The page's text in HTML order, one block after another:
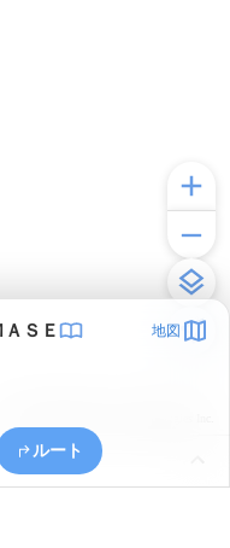
ＳＥ 地図
ルート